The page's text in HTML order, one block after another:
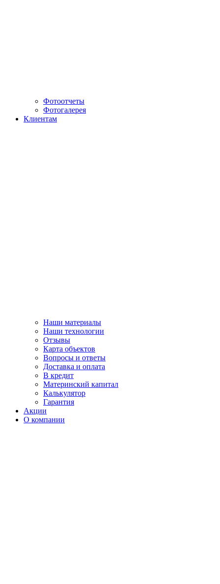
Фотоотчеты
Фотогалерея
Клиентам
Наши материалы
Наши технологии
Отзывы
Карта объектов
Вопросы и ответы
Доставка и оплата
В кредит
Материнский капитал
Калькулятор
Гарантия
Акции
О компании